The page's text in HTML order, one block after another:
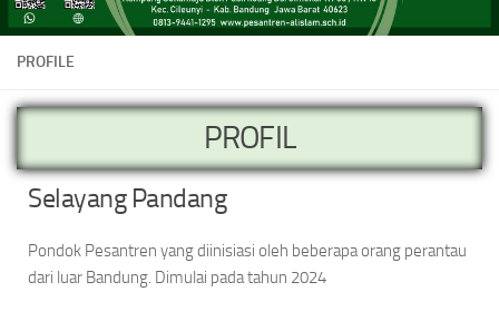
PROFILE
PROFIL
Selayang Pandang
Pondok Pesantren yang diinisiasi oleh beberapa orang perantau
dari luar Bandung. Dimulai pada tahun 2024